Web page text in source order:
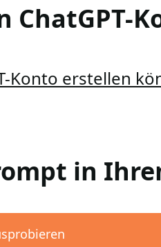
ChatGPT-
Konto erstellen
in